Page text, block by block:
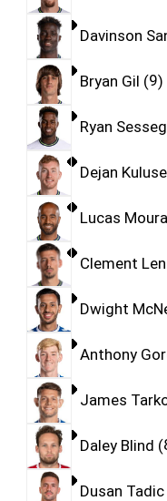
Davinson
Bryan Gil 9
Ryan
Dejan
Lucas Moura
Clement
Dwight
Anthony
James
Daley Blind
Dusan Tadic